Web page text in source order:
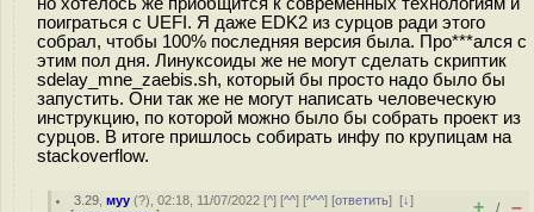
поиграться с UEFI. Я даже EDK2 из сурцов ради этого
собрал, чтобы 100% последняя версия была. Про***ался с
этим пол дня. Линуксоиды же не могут сделать скриптик
sdelay_mne_zaebis.sh, который бы просто надо было бы
запустить. Они так же не могут написать человеческую
инструкцию, по которой можно было бы собрать проект из
сурцов. В итоге пришлось собирать инфу по крупицам на
stackoverflow.
3.29 ,муу (?), 02:18, 11/07/2022 [^] [^^] [^^^] [ответить][↓]
+ / –